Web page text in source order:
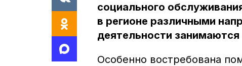
социального
в регионе различными
деятельности
Особенно востребована